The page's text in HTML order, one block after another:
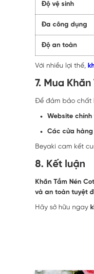
Độ vệ sinh
Đa công dụng
Độ an toàn
Với nhiều lợi thế,
7. Mua
Để đảm bảo chất
Website
Các cửa
Beyaki cam kết
8. Kết luận
Khăn Tắm Nén
và an toàn tuyệt
Hãy sở hữu ngay